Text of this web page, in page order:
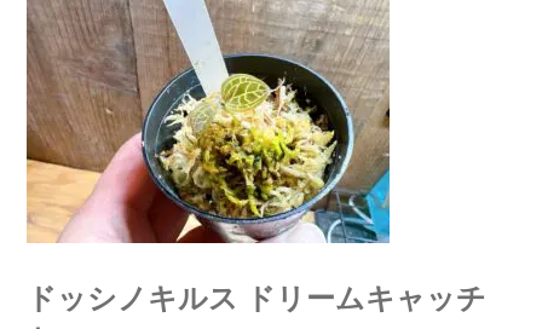
ドッシノキルス ドリームキャッチ